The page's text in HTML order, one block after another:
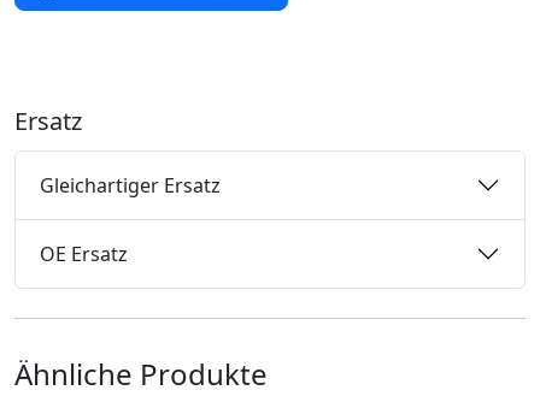
Ersatz
Gleichartiger Ersatz
OE Ersatz
Ähnliche Produkte